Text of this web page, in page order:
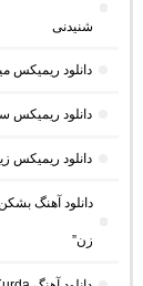
شنیدنی
دانلود ریمیکس مینی کست
دانلود ریمیکس
دانلود ریمیکس
دانلود آهنگ
زن”